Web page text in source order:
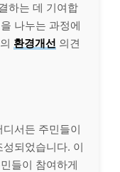
하는 데 기여합
나누는 과정에
환경개선 의견
서든 주민들이
되었습니다. 이
들이 참여하게